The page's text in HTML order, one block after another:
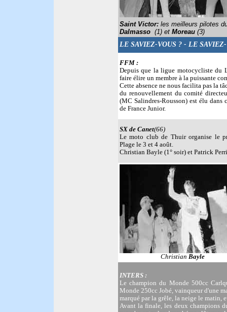
Saint Victor: les meilleurs pilotes
Dalmasso (1) et Moreau (3)
LE SAVIEZ-VOUS ? - LE
FFM :
Depuis que la ligue motocycliste du
faire élire un membre à la puissante
Cette absence ne nous facilita pas la
du renouvellement du comité
(MC Salindres-Rousson) est élu dans
de France Junior.
SX de Canet(66)
Le moto club de Thuir organise le
Plage le 3 et 4 août.
Christian Bayle (1° soir) et Patrick
Christian Bayle
INTERS :
Le champion du Monde 500cc
Monde 250cc Jobé, vainqueur d'une
marqué par la grêle, la neige le matin,
Avant la finale, les deux champions